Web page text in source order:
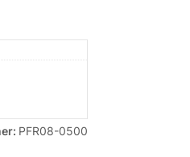
PFR08-0500